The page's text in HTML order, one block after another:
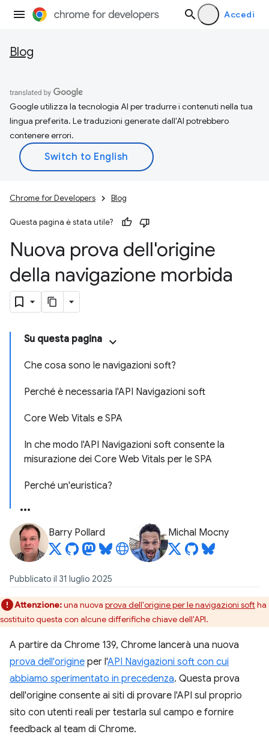
Accedi
Blog
Google utilizza la tecnologia AI per tradurre i contenuti nella tua
lingua preferita. Le traduzioni generate dall'AI potrebbero
contenere errori.
Chrome for Developers Blog
Questa pagina è stata utile?
Nuova prova dell'origine
della navigazione morbida
Su questa pagina
Che cosa sono le navigazioni soft?
Perché è necessaria l'API Navigazioni soft
Core Web Vitals e SPA
In che modo l'API Navigazioni soft consente la
misurazione dei Core Web Vitals per le SPA
Perché un'euristica?
Barry Pollard Michal Mocny
Pubblicato il 31 luglio 2025
Attenzione:una nuova prova dell'origine per le navigazioni soft ha
sostituito questa con alcune differifiche chiave dell'API.
A partire da Chrome 139, Chrome lancerà una nuova
prova dell'origine per l'API Navigazioni soft con cui
abbiamo sperimentato in precedenza. Questa prova
dell'origine consente ai siti di provare l'API sul proprio
sito con utenti reali per testarla sul campo e fornire
feedback al team di Chrome.